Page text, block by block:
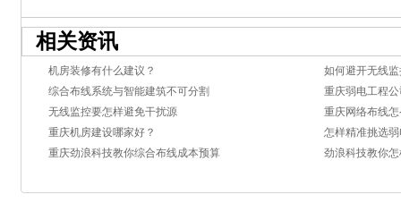
相关资讯
机房装修有什么建议？
如何避开无线
综合布线系统与智能建筑不可分割
重庆弱电工程
无线监控要怎样避免干扰源
重庆网络布线
重庆机房建设哪家好？
怎样精准挑选
重庆劲浪科技教你综合布线成本预算
劲浪科技教你